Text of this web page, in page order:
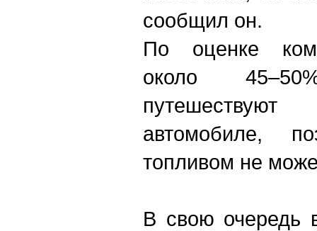
сообщил он.
По оценке
около
автомобиле,
топливом не
В свою очередь